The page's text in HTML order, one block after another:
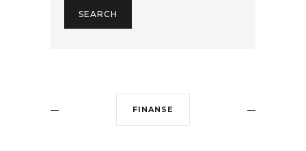
FINANSE